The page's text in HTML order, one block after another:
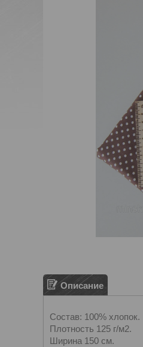
Описание
Состав: 100% хлопок.
Плотность 125 г/м2.
Ширина 150 см.